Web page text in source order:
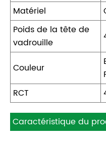
Matériel
Poids de la tête de
vadrouille
Couleur
RCT
Caractéristique du